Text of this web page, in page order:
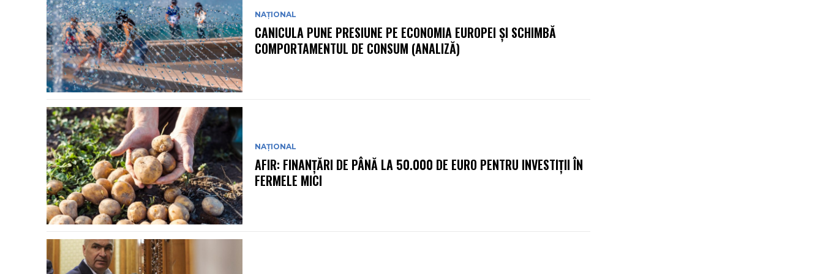
NAȚIONAL
CANICULA PUNE PRESIUNE PE ECONOMIA EUROPEI ȘI SCHIMBĂ
COMPORTAMENTUL DE CONSUM (ANALIZĂ)
NAȚIONAL
AFIR: FINANȚĂRI DE PÂNĂ LA 50.000 DE EURO PENTRU INVESTIȚII ÎN
FERMELE MICI